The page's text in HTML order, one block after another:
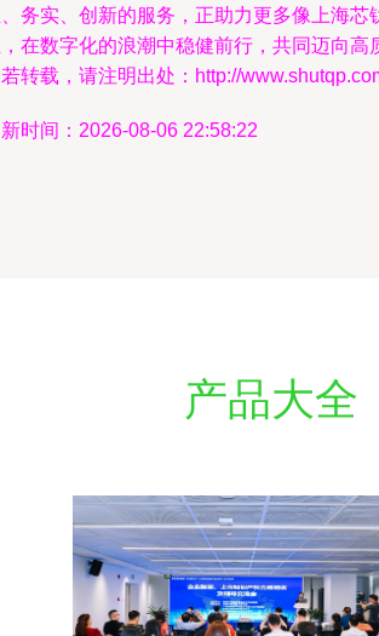
务实、创新的服务，正助力更多像上海芯
在数字化的浪潮中稳健前行，共同迈向高
转载，请注明出处：http://
时间：2026-08-06 22:58:22
产品大全